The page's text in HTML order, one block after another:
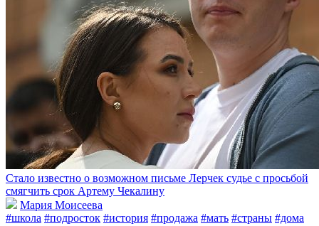
Стало известно о возможном письме Лерчек судье с просьбой
смягчить срок Артему Чекалину
Мария Моисеева
#школа #подросток #история #продажа #мать #страны #дома